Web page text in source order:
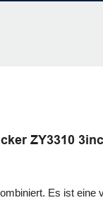
ZY3310
Es ist eine